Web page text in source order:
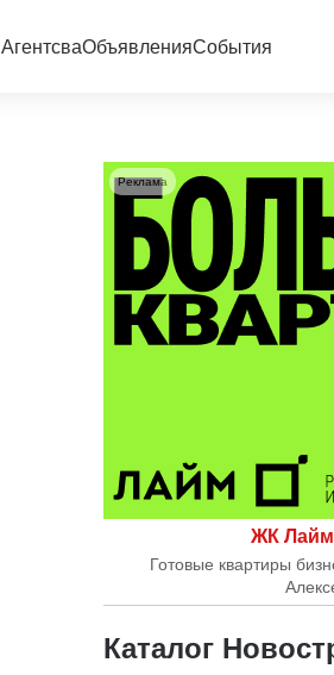
АгентсваОбъявленияСобытия
ЖК
Готовые квартиры
Реклама
Каталог